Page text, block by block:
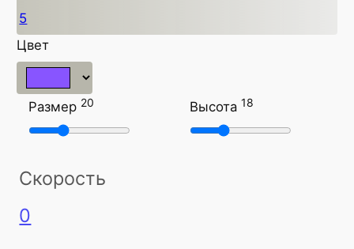
5
Цвет
Размер 20 Высота 18
Скорость
0